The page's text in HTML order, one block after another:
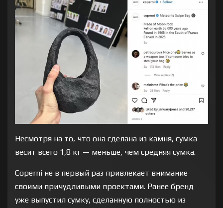
Несмотря на то, что она сделана из камня, сумка
весит всего 1,8 кг — меньше, чем средняя сумка.
Coperni не в первый раз привлекает внимание
своими причудливыми проектами. Ранее бренд
уже выпустил сумку, сделанную полностью из